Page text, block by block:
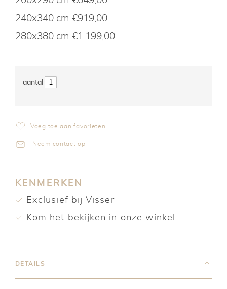
240x340 cm €919,00
280x380 cm €1.199,00
Voeg toe aan favorieten
Neem contact op
KENMERKEN
Exclusief bij Visser
Kom het bekijken in onze winkel
DETAILS